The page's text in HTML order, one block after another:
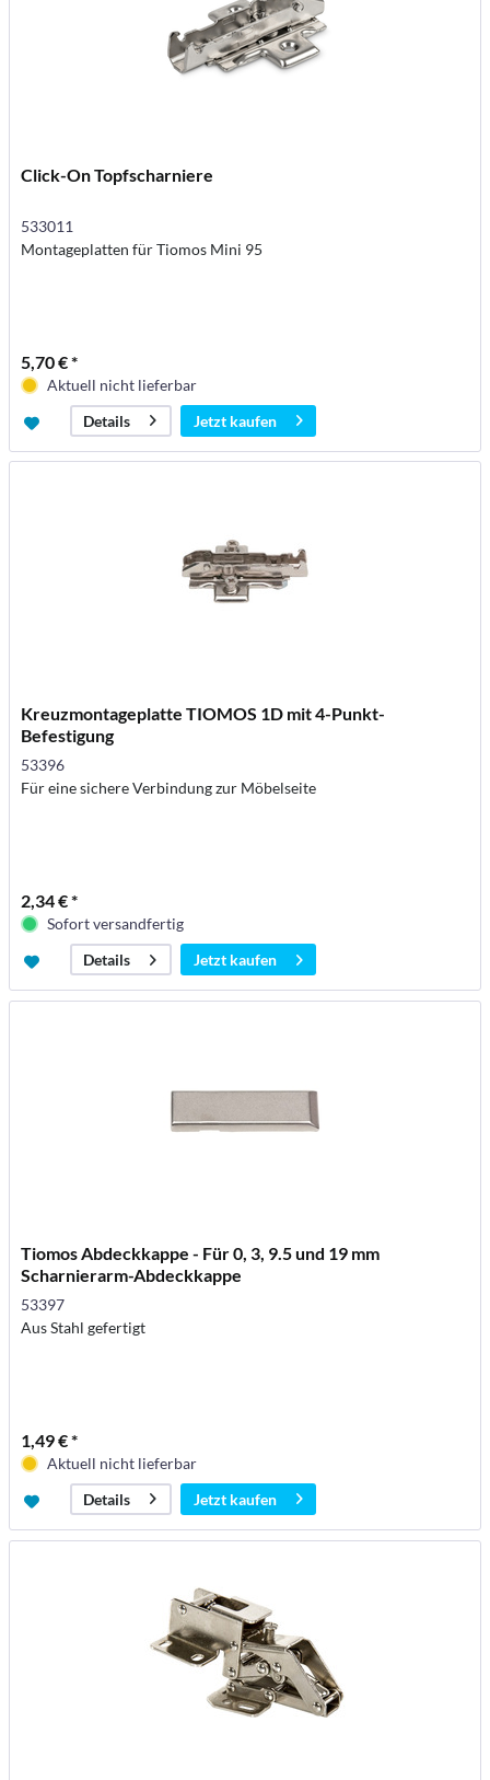
Click-On Topfscharniere
533011
Montageplatten für Tiomos Mini 95
5,70 € *
Aktuell nicht lieferbar
Details
Jetzt kaufen
Kreuzmontageplatte TIOMOS 1D mit 4-Punkt-
Befestigung
53396
Für eine sichere Verbindung zur Möbelseite
2,34 € *
Sofort versandfertig
Details
Jetzt kaufen
Tiomos Abdeckkappe - Für 0, 3, 9.5 und 19 mm
Scharnierarm-Abdeckkappe
53397
Aus Stahl gefertigt
1,49 € *
Aktuell nicht lieferbar
Details
Jetzt kaufen